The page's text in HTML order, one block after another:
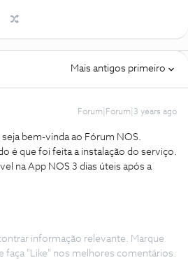
Mais antigos primeiro
Forum|Forum|3 years ago
seja bem-vinda ao Fórum NOS.
é que foi feita a instalação do serviço.
na App NOS 3 dias úteis após a
informação relevante. Marque
faça "Like" nos melhores comentários.